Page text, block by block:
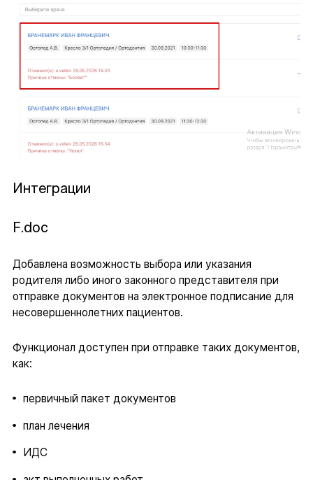
Интеграции
F.doc
Добавлена возможность выбора или указания
родителя либо иного законного представителя при
отправке документов на электронное подписание для
несовершеннолетних пациентов.
Функционал доступен при отправке таких документов,
как:
первичный пакет документов
план лечения
ИДС